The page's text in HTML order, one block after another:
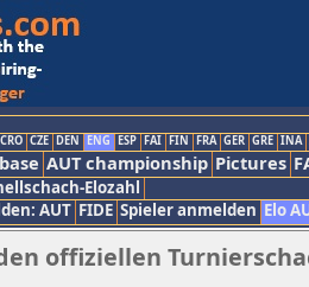
CRO CZE DEN ENG ESP FAI FIN FRA GER GRE INA
AUT championship Pictures
Elozahl
AUT FIDE Spieler anmelden Elo
offiziellen